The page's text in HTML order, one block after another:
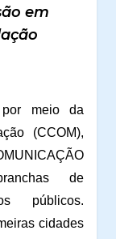
em
meio da
(CCOM),
de
públicos.
cidades